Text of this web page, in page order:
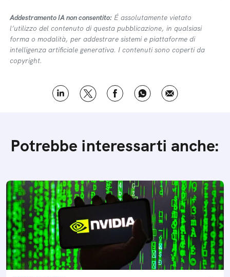
Addestramento IA non consentito: É assolutamente vietato
l’utilizzo del contenuto di questa pubblicazione, in qualsiasi
forma o modalità, per addestrare sistemi e piattaforme di
intelligenza artificiale generativa. I contenuti sono coperti da
copyright.
Potrebbe interessarti anche: